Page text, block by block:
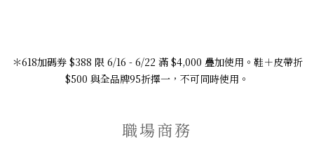
＊618加碼券 $388 限 6/16 - 6/22 滿 $4,000 疊加使用。鞋＋皮帶折
$500 與全品牌95折擇一，不可同時使用。
職場商務